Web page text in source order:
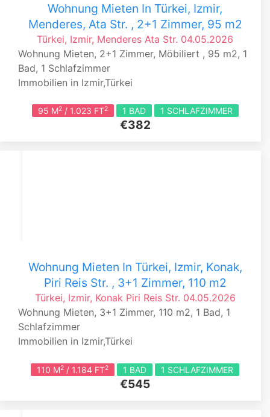
Wohnung Mieten In Türkei, Izmir,
Menderes, Ata Str. , 2+1 Zimmer, 95 m2
Türkei, Izmir, Menderes Ata Str. 04.05.2026
Wohnung Mieten, 2+1 Zimmer, Möbiliert , 95 m2, 1
Bad, 1 Schlafzimmer
Immobilien in Izmir,Türkei
95 M2/ 1.023 FT2 1 BAD 1 SCHLAFZIMMER
€382
Wohnung Mieten In Türkei, Izmir, Konak,
Piri Reis Str. , 3+1 Zimmer, 110 m2
Türkei, Izmir, Konak Piri Reis Str. 04.05.2026
Wohnung Mieten, 3+1 Zimmer, 110 m2, 1 Bad, 1
Schlafzimmer
Immobilien in Izmir,Türkei
110 M2 / 1.184 FT2 1 BAD 1 SCHLAFZIMMER
€545